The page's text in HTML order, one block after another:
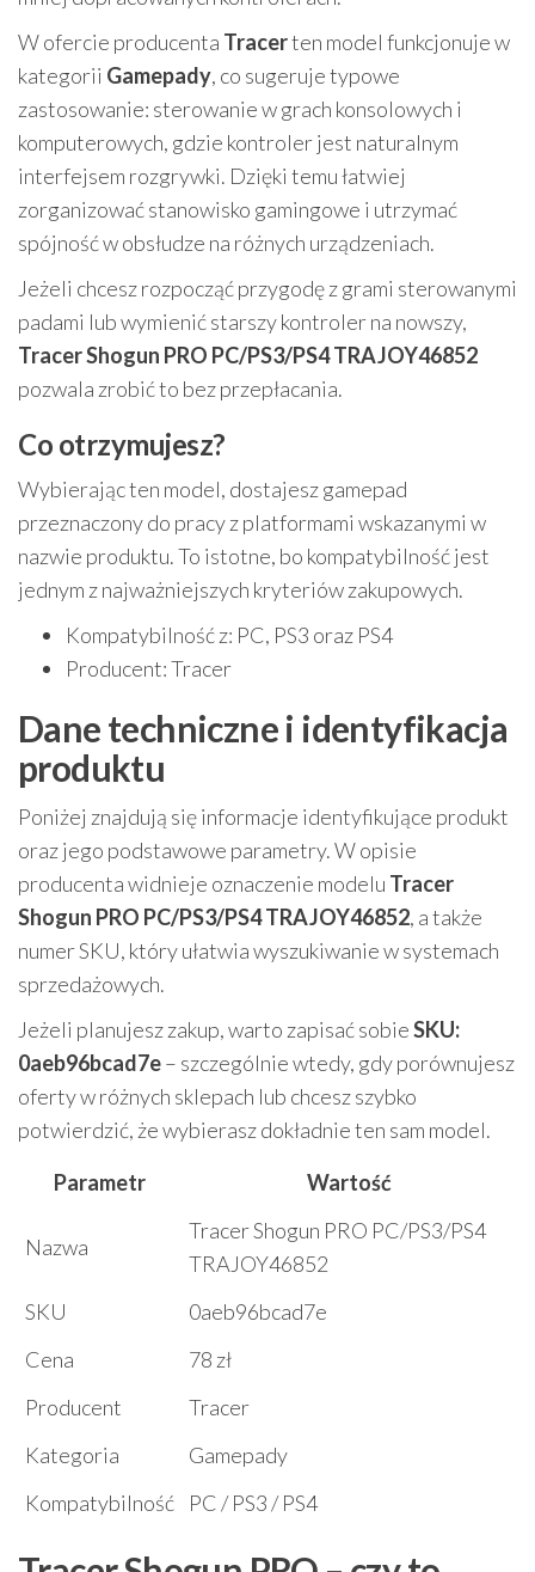
W ofercie producenta Tracerten model funkcjonuje w
kategorii Gamepady, co sugeruje typowe
zastosowanie: sterowanie w grach konsolowych i
komputerowych, gdzie kontroler jest naturalnym
interfejsem rozgrywki. Dzięki temu łatwiej
zorganizować stanowisko gamingowe i utrzymać
spójność w obsłudze na różnych urządzeniach.
Jeżeli chcesz rozpocząć przygodę z grami sterowanymi
padami lub wymienić starszy kontroler na nowszy,
Tracer Shogun PRO PC/PS3/PS4 TRAJOY46852
pozwala zrobić to bez przepłacania.
Co otrzymujesz?
Wybierając ten model, dostajesz gamepad
przeznaczony do pracy z platformami wskazanymi w
nazwie produktu. To istotne, bo kompatybilność jest
jednym z najważniejszych kryteriów zakupowych.
Kompatybilność z: PC, PS3 oraz PS4
Producent: Tracer
Dane techniczne i identyfikacja
produktu
Poniżej znajdują się informacje identyfikujące produkt
oraz jego podstawowe parametry. W opisie
producenta widnieje oznaczenie modelu Tracer
Shogun PRO PC/PS3/PS4 TRAJOY46852, a także
numer SKU, który ułatwia wyszukiwanie w systemach
sprzedażowych.
Jeżeli planujesz zakup, warto zapisać sobieSKU:
0aeb96bcad7e– szczególnie wtedy, gdy porównujesz
oferty w różnych sklepach lub chcesz szybko
potwierdzić, że wybierasz dokładnie ten sam model.
Parametr
Wartość
Nazwa
Tracer Shogun PRO PC/PS3/PS4
TRAJOY46852
SKU
0aeb96bcad7e
Cena
78 zł
Producent
Tracer
Kategoria
Gamepady
Kompatybilność
PC / PS3 / PS4